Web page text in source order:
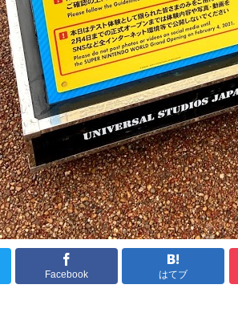
Facebook はてブ